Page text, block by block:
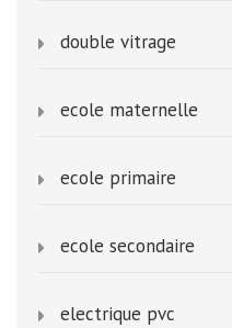
double vitrage
ecole maternelle
ecole primaire
ecole secondaire
electrique pvc